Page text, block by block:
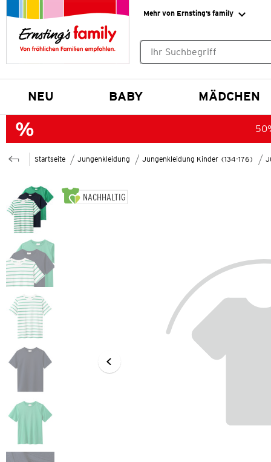
Mehr von Ernsting’s family
NEU BABY MÄDCHEN
Startseite Jungenkleidung Jungenkleidung Kinder (134-176)
NACHHALTIG